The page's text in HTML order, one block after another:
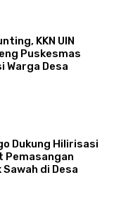
KKN UIN
Puskesmas
Warga Desa
Dukung Hilirisasi
Pemasangan
di Desa